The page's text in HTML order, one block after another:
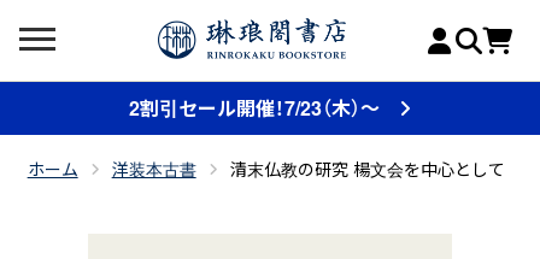
2割引セール開催！7/23（木）～
ホーム 洋装本古書 清末仏教の研究 楊文会を中心として